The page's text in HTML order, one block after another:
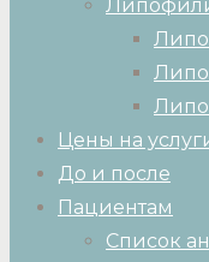
Цены на
До и после
Пациентам
Список